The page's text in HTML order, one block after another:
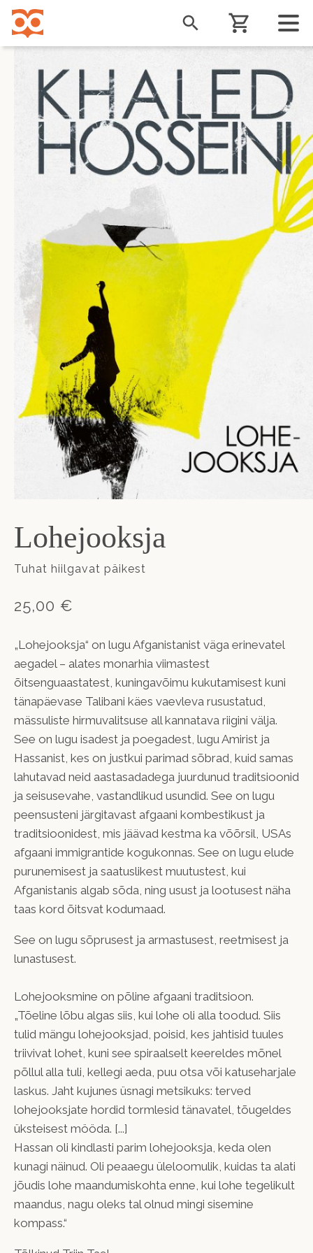
Liigu
edasi
põhisisu
juurde
Lohejooksja
Tuhat hiilgavat päikest
25,00 €
„Lohejooksja“ on lugu Afganistanist väga erinevatel
aegadel – alates monarhia viimastest
õitsenguaastatest, kuningavõimu kukutamisest kuni
tänapäevase Talibani käes vaevleva rusustatud,
mässuliste hirmuvalitsuse all kannatava riigini välja.
See on lugu isadest ja poegadest, lugu Amirist ja
Hassanist, kes on justkui parimad sõbrad, kuid samas
lahutavad neid aastasadadega juurdunud traditsioonid
ja seisusevahe, vastandlikud usundid. See on lugu
peensusteni järgitavast afgaani kombestikust ja
traditsioonidest, mis jäävad kestma ka võõrsil, USAs
afgaani immigrantide kogukonnas. See on lugu elude
purunemisest ja saatuslikest muutustest, kui
Afganistanis algab sõda, ning usust ja lootusest näha
taas kord õitsvat kodumaad.
See on lugu sõprusest ja armastusest, reetmisest ja
lunastusest.
Lohejooksmine on põline afgaani traditsioon.
„Tõeline lõbu algas siis, kui lohe oli alla toodud. Siis
tulid mängu lohejooksjad, poisid, kes jahtisid tuules
triivivat lohet, kuni see spiraalselt keereldes mõnel
põllul alla tuli, kellegi aeda, puu otsa või katuseharjale
laskus. Jaht kujunes üsnagi metsikuks: terved
lohejooksjate hordid tormlesid tänavatel, tõugeldes
üksteisest mööda. [...]
Hassan oli kindlasti parim lohejooksja, keda olen
kunagi näinud. Oli peaaegu üleloomulik, kuidas ta alati
jõudis lohe maandumiskohta enne, kui lohe tegelikult
maandus, nagu oleks tal olnud mingi sisemine
kompass.“